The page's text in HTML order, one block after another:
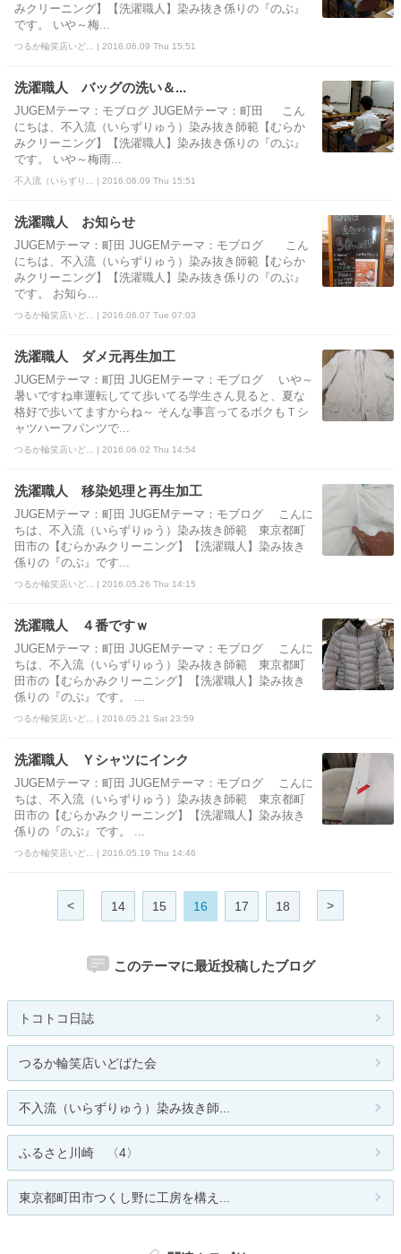
みクリーニング】【洗濯職人】染み抜き係りの『のぶ』
です。 いや～梅...
つるか輪笑店いど... | 2016.06.09 Thu 15:51
洗濯職人 バッグの洗い＆...
JUGEMテーマ：モブログ JUGEMテーマ：町田 こん
にちは、不入流（いらずりゅう）染み抜き師範【むらか
みクリーニング】【洗濯職人】染み抜き係りの『のぶ』
です。 いや～梅雨...
不入流（いらずり... | 2016.06.09 Thu 15:51
洗濯職人 お知らせ
JUGEMテーマ：町田 JUGEMテーマ：モブログ こん
にちは、不入流（いらずりゅう）染み抜き師範【むらか
みクリーニング】【洗濯職人】染み抜き係りの『のぶ』
です。 お知ら...
つるか輪笑店いど... | 2016.06.07 Tue 07:03
洗濯職人 ダメ元再生加工
JUGEMテーマ：町田 JUGEMテーマ：モブログ いや～
暑いですね車運転してて歩いてる学生さん見ると、夏な
格好で歩いてますからね～ そんな事言ってるボクもＴシ
ャツハーフパンツで...
つるか輪笑店いど... | 2016.06.02 Thu 14:54
洗濯職人 移染処理と再生加工
JUGEMテーマ：町田 JUGEMテーマ：モブログ こんに
ちは、不入流（いらずりゅう）染み抜き師範 東京都町
田市の【むらかみクリーニング】【洗濯職人】染み抜き
係りの『のぶ』です...
つるか輪笑店いど... | 2016.05.26 Thu 14:15
洗濯職人 ４番ですｗ
JUGEMテーマ：町田 JUGEMテーマ：モブログ こんに
ちは、不入流（いらずりゅう）染み抜き師範 東京都町
田市の【むらかみクリーニング】【洗濯職人】染み抜き
係りの『のぶ』です。 ...
つるか輪笑店いど... | 2016.05.21 Sat 23:59
洗濯職人 Ｙシャツにインク
JUGEMテーマ：町田 JUGEMテーマ：モブログ こんに
ちは、不入流（いらずりゅう）染み抜き師範 東京都町
田市の【むらかみクリーニング】【洗濯職人】染み抜き
係りの『のぶ』です。 ...
つるか輪笑店いど... | 2016.05.19 Thu 14:46
< 14 15 16 17 18 >
このテーマに最近投稿したブログ
トコトコ日誌
つるか輪笑店いどばた会
不入流（いらずりゅう）染み抜き師...
ふるさと川崎 〈4〉
東京都町田市つくし野に工房を構え...